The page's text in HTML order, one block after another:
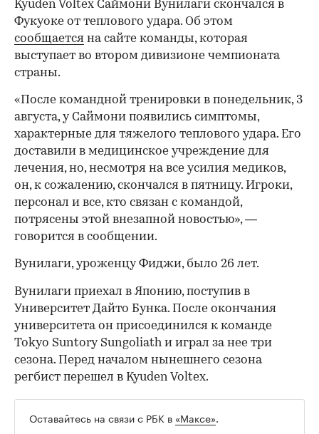
Kyuden Voltex Саймони Вунилаги скончался в
Фукуоке от теплового удара. Об этом
сообщается на сайте команды, которая
выступает во втором дивизионе чемпионата
страны.
«После командной тренировки в понедельник, 3
августа, у Саймони появились симптомы,
характерные для тяжелого теплового удара. Его
доставили в медицинское учреждение для
лечения, но, несмотря на все усилия медиков,
он, к сожалению, скончался в пятницу. Игроки,
персонал и все, кто связан с командой,
потрясены этой внезапной новостью», —
говорится в сообщении.
Вунилаги, уроженцу Фиджи, было 26 лет.
Вунилаги приехал в Японию, поступив в
Университет Дайто Бунка. После окончания
университета он присоединился к команде
Tokyo Suntory Sungoliath и играл за нее три
сезона. Перед началом нынешнего сезона
регбист перешел в Kyuden Voltex.
Оставайтесь на связи с РБК в «Максе».